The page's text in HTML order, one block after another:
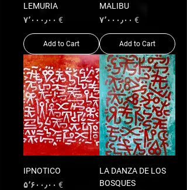
MALIBU
Price
€ ۷٬۰۰۰٫۰۰
Add to Cart
LEMURIA
Price
€ ۷٬۰۰۰٫۰۰
Add to Cart
LA DANZA DE LOS
BOSQUES
IPNOTICO
Price
€ ۵٬۶۰۰٫۰۰